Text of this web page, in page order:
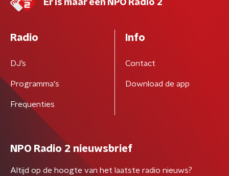
Er is maar één NPO Radio 2
Radio
DJ’s
Programma's
Frequenties
Info
Contact
Download de app
NPO Radio 2 nieuwsbrief
Altijd op de hoogte van het laatste radio nieuws?